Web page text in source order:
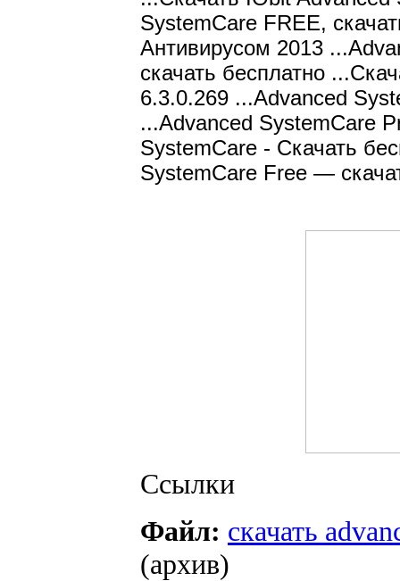
SystemCare FREE,
Антивирусом 2013
скачать бесплатно
6.3.0.269 ...Advanced
...Advanced SystemCare
SystemCare - Скачать
SystemCare Free —
Ссылки
Файл: скачать
(архив)